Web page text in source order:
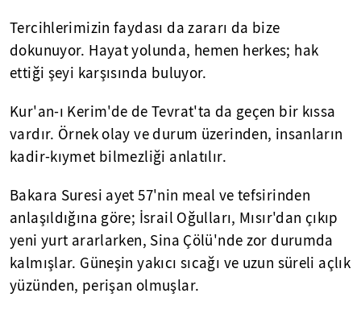
Tercihlerimizin faydası da zararı da bize
dokunuyor. Hayat yolunda, hemen herkes; hak
ettiği şeyi karşısında buluyor.
Kur'an-ı Kerim'de de Tevrat'ta da geçen bir kıssa
vardır. Örnek olay ve durum üzerinden, insanların
kadir-kıymet bilmezliği anlatılır.
Bakara Suresi ayet 57'nin meal ve tefsirinden
anlaşıldığına göre; İsrail Oğulları, Mısır'dan çıkıp
yeni yurt ararlarken, Sina Çölü'nde zor durumda
kalmışlar. Güneşin yakıcı sıcağı ve uzun süreli açlık
yüzünden, perişan olmuşlar.